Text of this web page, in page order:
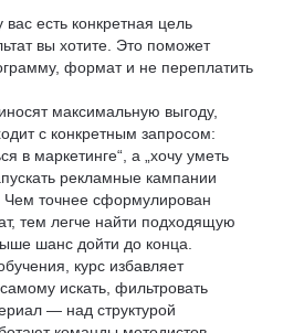
есть конкретная цель
вы хотите. Это поможет
формат и не переплатить
максимальную выгоду,
с конкретным запросом:
в маркетинге“, а „хочу уметь
рекламные кампании
Чем точнее сформулирован
тем легче найти подходящую
шанс дойти до конца.
курс избавляет
искать, фильтровать
— над структурой